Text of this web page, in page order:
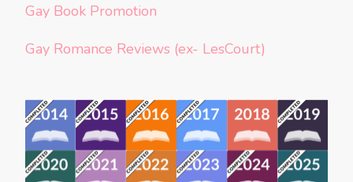
Gay Book Promotion
Gay Romance Reviews (ex- LesCourt)